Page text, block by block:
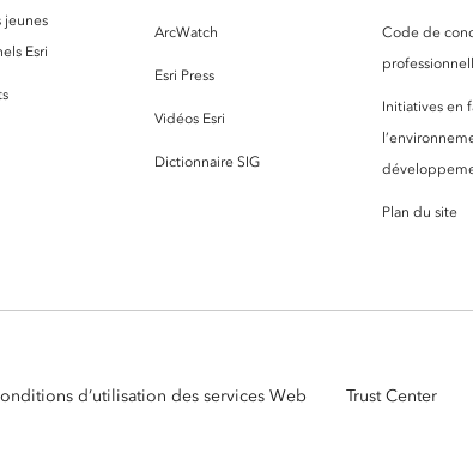
jeunes
Esri
ArcWatch
Esri Press
Vidéos Esri
Dictionnaire SIG
Code de
Initiatives en
Plan du site
d’utilisation des services Web Trust Center